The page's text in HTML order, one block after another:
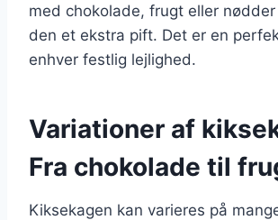
med chokolade, frugt eller
den et ekstra pift. Det er en
enhver festlig lejlighed.
Variationer af
Fra chokolade til
Kiksekagen kan varieres på